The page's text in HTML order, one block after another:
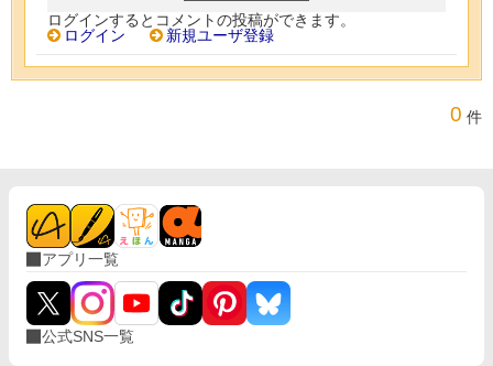
ログインするとコメントの投稿ができます。
ログイン
新規ユーザ登録
0 件
アプリ一覧
公式SNS一覧